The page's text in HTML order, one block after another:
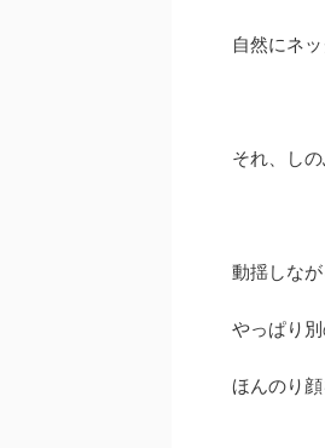
自然にネ
それ、し
動揺しなが
やっぱり
ほんのり